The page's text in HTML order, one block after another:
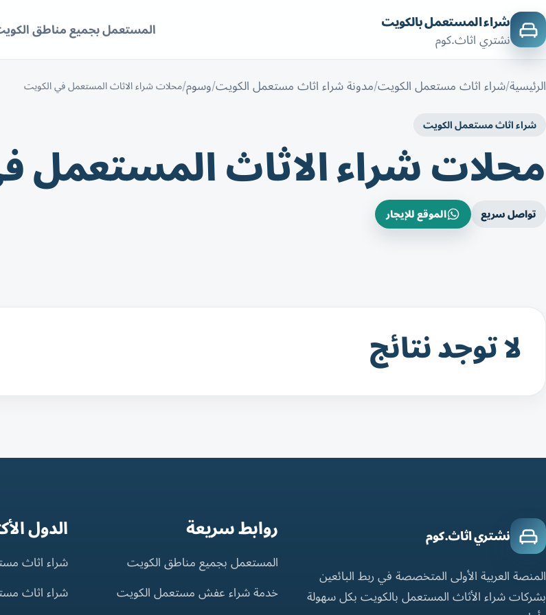
شراء المستعمل بالكويت
نشتري اثاث.كوم
المستعمل بجميع مناطق
الرئيسية شراء اثاث مستعمل الكويت مدونة شراء اثاث مستعمل الكويت وسوم محلات شراء الاثاث المستعمل في الكويت
شراء اثاث مستعمل الكويت
محلات شراء الاثاث المستعمل
تواصل سريع الموقع للإيجار
لا توجد نتائج
نشتري اثاث.كوم
المنصة العربية الأولى المتخصصة في ربط البائعين
بشركات شراء الأثاث المستعمل بالكويت بكل سهولة
روابط سريعة
المستعمل بجميع مناطق الكويت
خدمة شراء عفش مستعمل الكويت
الدول
شراء اثاث
شراء اثاث